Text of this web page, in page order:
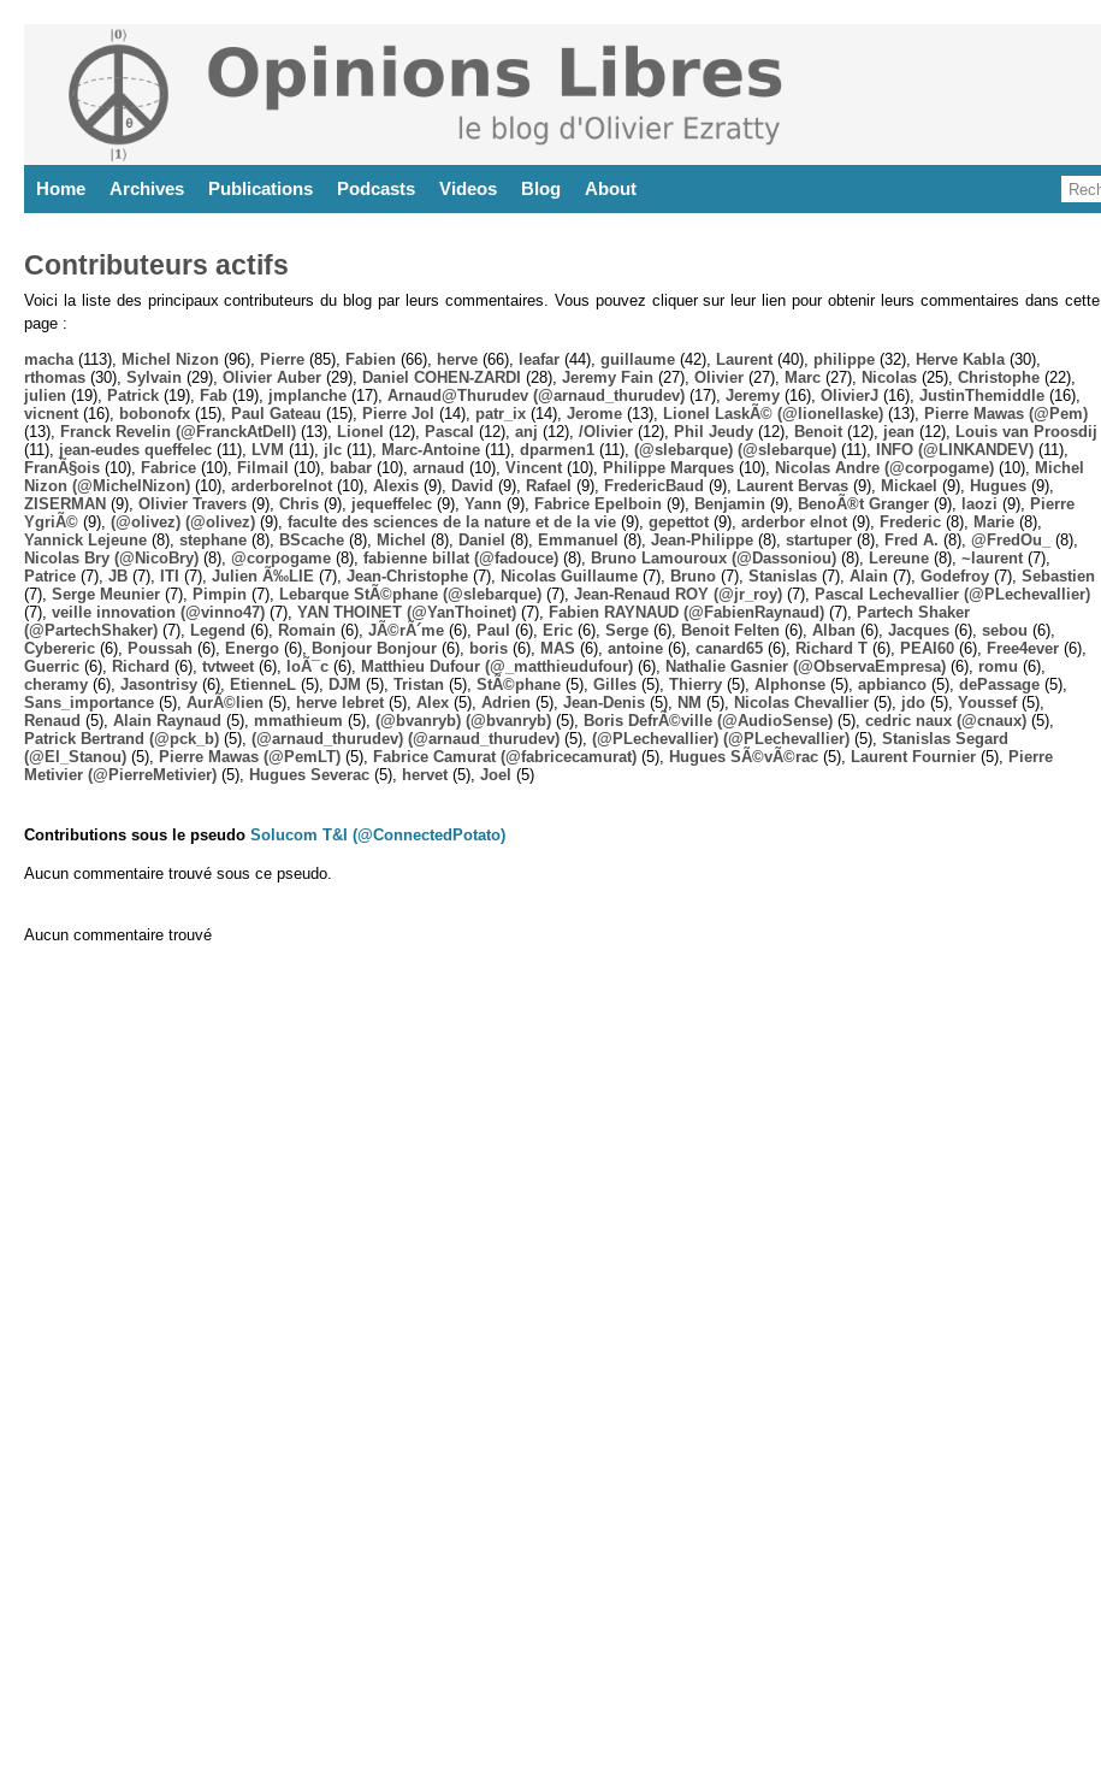
Home Archives Publications Podcasts Videos Blog About
Contributeurs actifs
Voici la liste des principaux contributeurs du blog par leurs commentaires. Vous pouvez cliquer sur leur lien pour obtenir leurs commentaires dans cette
page :
macha (113), Michel Nizon (96), Pierre (85), Fabien (66), herve (66), leafar (44), guillaume (42), Laurent (40), philippe (32), Herve Kabla (30),
rthomas (30), Sylvain (29), Olivier Auber (29), Daniel COHEN-ZARDI (28), Jeremy Fain (27), Olivier (27), Marc (27), Nicolas (25), Christophe (22),
julien (19), Patrick (19), Fab (19), jmplanche (17), Arnaud@Thurudev (@arnaud_thurudev) (17), Jeremy (16), OlivierJ (16), JustinThemiddle (16),
vicnent (16), bobonofx (15), Paul Gateau (15), Pierre Jol (14), patr_ix (14), Jerome (13), Lionel LaskÃ© (@lionellaske) (13),
Pierre Mawas (@Pem)
(13),
Franck Revelin (@FranckAtDell) (13), Lionel (12), Pascal (12), anj (12), /Olivier (12), Phil Jeudy (12), Benoit (12), jean (12),
Louis van Proosdij
(11), jean-eudes queffelec (11), LVM (11), jlc (11), Marc-Antoine (11), dparmen1 (11), (@slebarque) (@slebarque) (11), INFO (@LINKANDEV) (11),
FranÃ§ois (10), Fabrice (10), Filmail (10), babar (10), arnaud (10), Vincent (10), Philippe Marques (10), Nicolas Andre (@corpogame) (10),
Michel
Nizon (@MichelNizon) (10), arderborelnot (10), Alexis (9), David (9), Rafael (9), FredericBaud (9), Laurent Bervas (9), Mickael (9), Hugues (9),
ZISERMAN (9), Olivier Travers (9), Chris (9), jequeffelec (9), Yann (9), Fabrice Epelboin (9), Benjamin (9), BenoÃ®t Granger (9), laozi (9),
Pierre
YgriÃ© (9), (@olivez) (@olivez) (9), faculte des sciences de la nature et de la vie (9), gepettot (9), arderbor elnot (9), Frederic (8), Marie (8),
Yannick Lejeune (8), stephane (8), BScache (8), Michel (8), Daniel (8), Emmanuel (8), Jean-Philippe (8), startuper (8), Fred A. (8), @FredOu_
(8),
Nicolas Bry (@NicoBry) (8), @corpogame (8), fabienne billat (@fadouce) (8), Bruno Lamouroux (@Dassoniou) (8), Lereune (8), ~laurent (7),
Patrice (7), JB (7), ITI (7), Julien Ã‰LIE (7), Jean-Christophe (7), Nicolas Guillaume (7), Bruno (7), Stanislas (7), Alain (7), Godefroy (7), Sebastien
(7), Serge Meunier (7), Pimpin (7), Lebarque StÃ©phane (@slebarque) (7), Jean-Renaud ROY (@jr_roy) (7),
Pascal Lechevallier (@PLechevallier)
(7), veille innovation (@vinno47) (7), YAN THOINET (@YanThoinet) (7), Fabien RAYNAUD (@FabienRaynaud) (7),
Partech Shaker
(@PartechShaker) (7), Legend (6), Romain (6), JÃ©rÃ´me (6), Paul (6), Eric (6), Serge (6), Benoit Felten (6), Alban (6), Jacques (6), sebou (6),
Cybereric (6), Poussah (6), Energo (6), Bonjour Bonjour (6), boris (6), MAS (6), antoine (6), canard65 (6), Richard T (6), PEAI60 (6), Free4ever (6),
Guerric (6), Richard (6), tvtweet (6), loÃ¯c (6), Matthieu Dufour (@_matthieudufour) (6), Nathalie Gasnier (@ObservaEmpresa) (6), romu (6),
cheramy (6), Jasontrisy (6), EtienneL (5), DJM (5), Tristan (5), StÃ©phane (5), Gilles (5), Thierry (5), Alphonse (5), apbianco (5), dePassage (5),
Sans_importance (5), AurÃ©lien (5), herve lebret (5), Alex (5), Adrien (5), Jean-Denis (5), NM (5), Nicolas Chevallier (5), jdo (5), Youssef(5),
Renaud (5), Alain Raynaud (5), mmathieum (5), (@bvanryb) (@bvanryb) (5), Boris DefrÃ©ville (@AudioSense) (5), cedric naux (@cnaux) (5),
Patrick Bertrand (@pck_b) (5), (@arnaud_thurudev) (@arnaud_thurudev) (5), (@PLechevallier) (@PLechevallier) (5), Stanislas Segard
(@El_Stanou) (5), Pierre Mawas (@PemLT) (5), Fabrice Camurat (@fabricecamurat) (5), Hugues SÃ©vÃ©rac (5), Laurent Fournier (5),
Pierre
Metivier (@PierreMetivier) (5), Hugues Severac (5), hervet (5), Joel (5)
Contributions sous le pseudo Solucom T&I (@ConnectedPotato)
Aucun commentaire trouvé sous ce pseudo.
Aucun commentaire trouvé